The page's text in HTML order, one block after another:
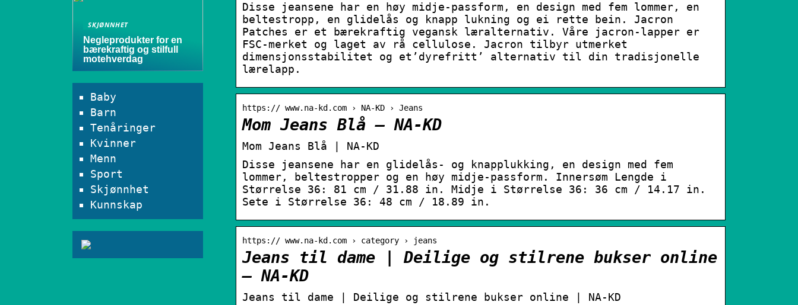
Disse jeansene har en høy midje-passform, en design med fem lommer, en
beltestropp, en glidelås og knapp lukning og ei rette bein. Jacron
Patches er et bærekraftig vegansk læralternativ. Våre jacron-lapper er
FSC-merket og laget av rå cellulose. Jacron tilbyr utmerket
dimensjonsstabilitet og et’dyrefritt’ alternativ til din tradisjonelle
lærelapp.
https:// www.na-kd.com › NA-KD › Jeans
Mom Jeans Blå – NA-KD
Mom Jeans Blå | NA-KD
Disse jeansene har en glidelås- og knapplukking, en design med fem
lommer, beltestropper og en høy midje-passform. Innersøm Lengde i
Størrelse 36: 81 cm / 31.88 in. Midje i Størrelse 36: 36 cm / 14.17 in.
Sete i Størrelse 36: 48 cm / 18.89 in.
https:// www.na-kd.com › category › jeans
Jeans til dame | Deilige og stilrene bukser online
– NA-KD
Jeans til dame | Deilige og stilrene bukser online | NA-KD
SKJØNNHET
Negleprodukter for en
bærekraftig og stilfull
motehverdag
Baby
Barn
Tenåringer
Kvinner
Menn
Sport
Skjønnhet
Kunnskap